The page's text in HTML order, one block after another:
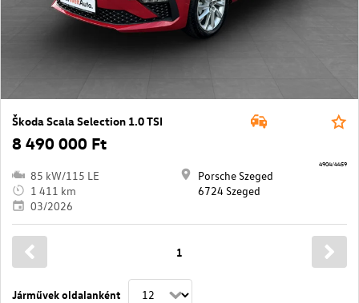
Škoda Scala Selection 1.0 TSI
8 490 000 Ft
85 kW/115 LE
1 411 km
03/2026
Porsche Szeged
6724 Szeged
4904/4459
Járművek oldalanként
1